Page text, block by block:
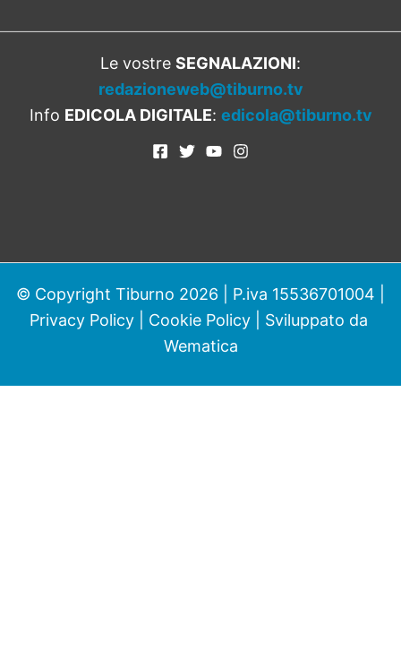
Le vostre SEGNALAZIONI:
redazioneweb@tiburno.tv
Info EDICOLA DIGITALE: edicola@tiburno.tv
© Copyright Tiburno 2026 | P.iva 15536701004 |
Privacy Policy| Cookie Policy| Sviluppato da
Wematica